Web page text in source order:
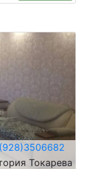
Токарева